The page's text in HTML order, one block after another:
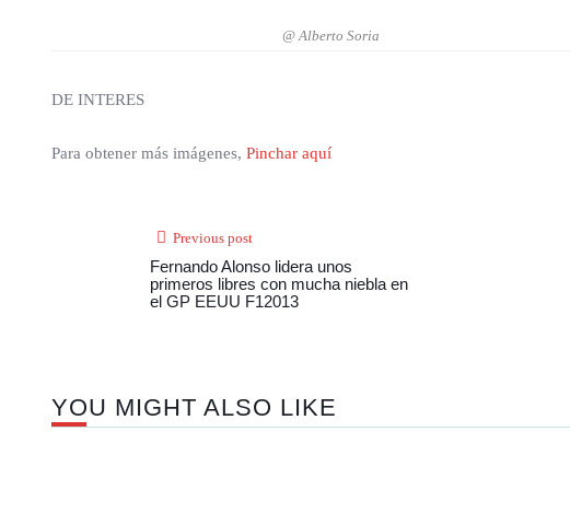
@ Alberto Soria
DE INTERES
Para obtener más imágenes, Pinchar aquí
Previous post
Fernando Alonso lidera unos
primeros libres con mucha niebla en
el GP EEUU F12013
YOU MIGHT ALSO LIKE